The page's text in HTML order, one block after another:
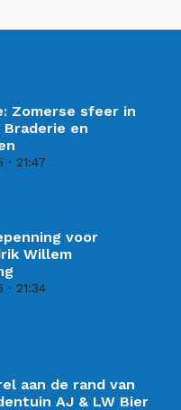
Zomerse sfeer in
en
21:47
voor
Willem
21:34
aan de rand van
AJ & LW Bier